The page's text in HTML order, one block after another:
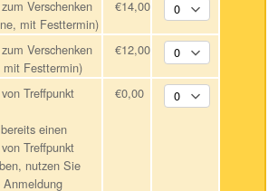
Verschenken
mit Festtermin)
€14,00
Verschenken
Festtermin)
€12,00
Treffpunkt
einen
Treffpunkt
nutzen Sie
€0,00